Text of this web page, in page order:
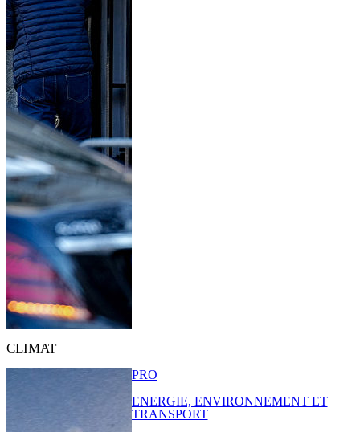
CLIMAT
PRO
ENERGIE, ENVIRONNEMENT ET
TRANSPORT